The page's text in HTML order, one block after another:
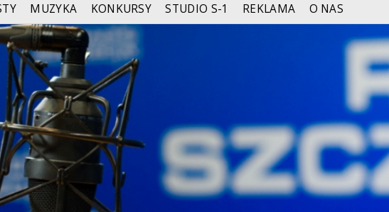
MUZYKA KONKURSY STUDIO S-1 REKLAMA O NAS